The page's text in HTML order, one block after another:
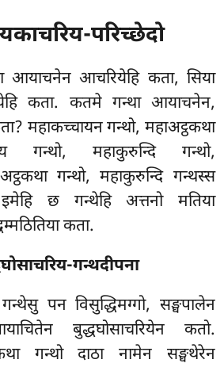
परिच्छेदो
आयाचनेन आचरियेहि कता, सिया
कता. कतमे गन्था आयाचनेन,
महाकच्चायन गन्थो, महाअट्ठकथा
गन्थो, महाकुरुन्दि गन्थो,
गन्थो, महाकुरुन्दि गन्थस्स
छ गन्थेहि अत्तनो मतिया
कता.
गन्थदीपना
गन्थेसु पन विसुद्धिमग्गो, सङ्घपालेन
बुद्धघोसाचरियेन कतो.
गन्थो दाठा नामेन सङ्घथेरेन